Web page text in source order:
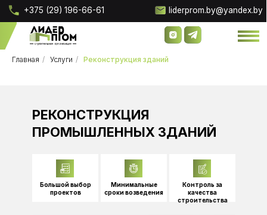
О компании
О компании
Проектирование
Проектирование
+375 (29) 196-66-61 liderprom.by@yandex.by
Главная / Услуги / Реконструкция зданий
Контроль за
качества
строительства
Минимальные
сроки возведения
Большой выбор
проектов
РЕКОНСТРУКЦИЯ
ПРОМЫШЛЕННЫХ ЗДАНИЙ